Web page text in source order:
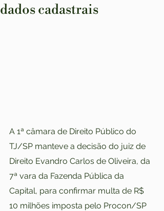
dados cadastrais
A 1ª câmara de Direito Público do
TJ/SP manteve a decisão do juiz de
Direito Evandro Carlos de Oliveira, da
7ª vara da Fazenda Pública da
Capital, para confirmar multa de R$
10 milhões imposta pelo Procon/SP